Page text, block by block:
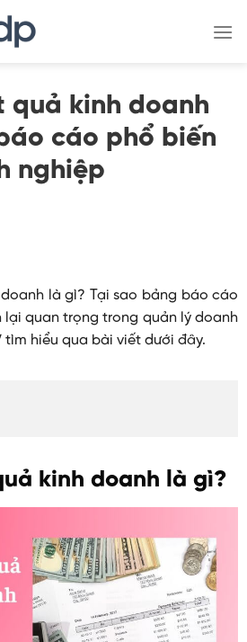
quả kinh doanh
cáo phổ biến
nghiệp
là gì? Tại sao bảng báo cáo
lại quan trọng trong quản lý doanh
tìm hiểu qua bài viết dưới đây.
kinh doanh là gì?